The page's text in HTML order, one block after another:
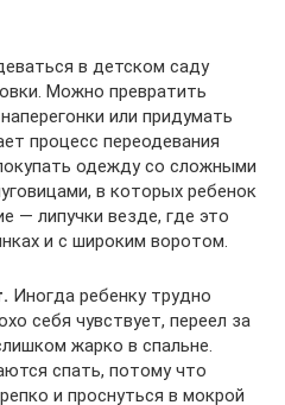
в детском саду
Можно превратить
или придумать
процесс переодевания
одежду со сложными
в которых ребенок
— липучки везде, где это
и с широким воротом.
Иногда ребенку трудно
себя чувствует, переел за
жарко в спальне.
спать, потому что
и проснуться в мокрой